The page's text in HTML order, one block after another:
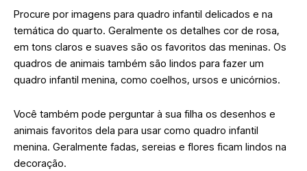
Procure por imagens para quadro infantil delicados e na
temática do quarto. Geralmente os detalhes cor de rosa,
em tons claros e suaves são os favoritos das meninas. Os
quadros de animais também são lindos para fazer um
quadro infantil menina, como coelhos, ursos e unicórnios.
Você também pode perguntar à sua filha os desenhos e
animais favoritos dela para usar como quadro infantil
menina. Geralmente fadas, sereias e flores ficam lindos na
decoração.